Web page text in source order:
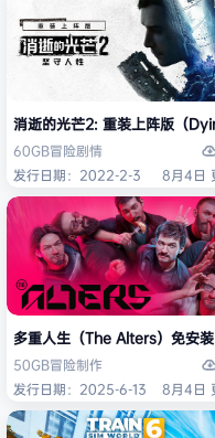
消逝的光芒2: 重装上阵版（
60GB冒险剧情
发行日期：2022-2-3
8月4日
多重人生（The Alters）免安装
50GB冒险制作
发行日期：2025-6-13
8月4日